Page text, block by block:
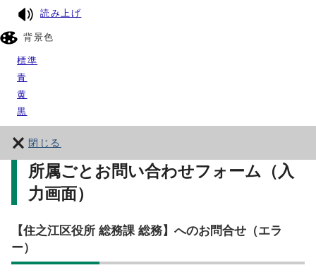
読み上げ
背景色
標準
青
黄
黒
閉じる
所属ごとお問い合わせフォーム（入
力画面）
【住之江区役所 総務課 総務】へのお問合せ（エラ
ー）